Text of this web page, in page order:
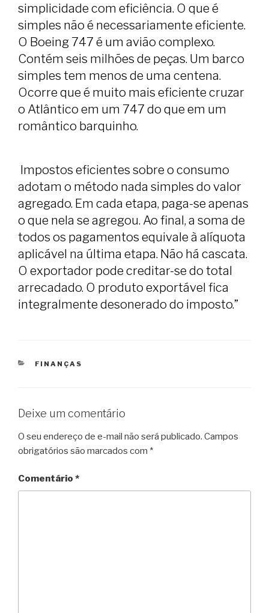
simplicidade com eficiência. O que é
simples não é necessariamente eficiente.
O Boeing 747 é um avião complexo.
Contém seis milhões de peças. Um barco
simples tem menos de uma centena.
Ocorre que é muito mais eficiente cruzar
o Atlântico em um 747 do que em um
romântico barquinho.
Impostos eficientes sobre o consumo
adotam o método nada simples do valor
agregado. Em cada etapa, paga-se apenas
o que nela se agregou. Ao final, a soma de
todos os pagamentos equivale à alíquota
aplicável na última etapa. Não há cascata.
O exportador pode creditar-se do total
arrecadado. O produto exportável fica
integralmente desonerado do imposto.”
CATEGORIAS
FINANÇAS
Deixe um comentário
O seu endereço de e-mail não será publicado. Campos
obrigatórios são marcados com *
Comentário *